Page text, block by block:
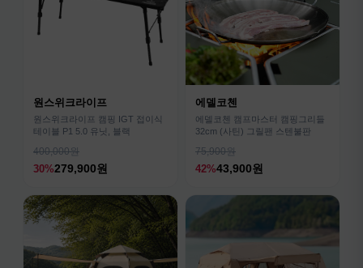
원스위크라이프
원스위크라이프 캠핑 IGT 접이식
테이블 P1 5.0 유닛, 블랙
400,000원
30%279,900원
에델코첸
에델코첸 캠프마스터 캠핑그리들
32cm (사틴) 그릴팬 스텐불판
75,900원
42%43,900원